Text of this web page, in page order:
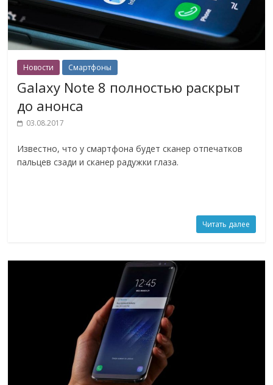
Новости Смартфоны
Galaxy Note 8 полностью раскрыт
до анонса
03.08.2017
Известно, что у смартфона будет сканер отпечатков
пальцев сзади и сканер радужки глаза.
Читать далее